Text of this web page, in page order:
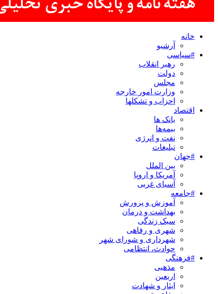
خانه
آرشیو
#سیاسی
رهبر انقلاب
دولت
مجلس
وزارت امور خارجه
احزاب و تشکلها
اقتصاد
بانک ها
بیمه‌ها
نفت و انرژی
تبلیغات
#جهان
بین الملل
آمریکا و اروپا
آسیای غربی
#جامعه
آموزش و پرورش
بهداشت و درمان
سبک زندگی
شهری و رفاهی
شهرداری و شورای شهر
حوادث، انتظامی
#فرهنگی
مذهبی
اربعین
ایثار و شهادت